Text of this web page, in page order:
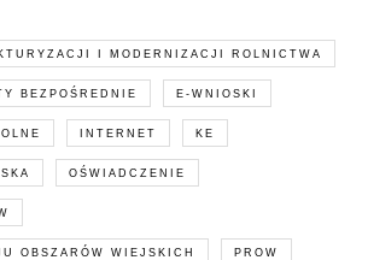
I MODERNIZACJI ROLNICTWA
BEZPOŚREDNIE E-WNIOSKI
INTERNET KE
OŚWIADCZENIE
OBSZARÓW WIEJSKICH PROW